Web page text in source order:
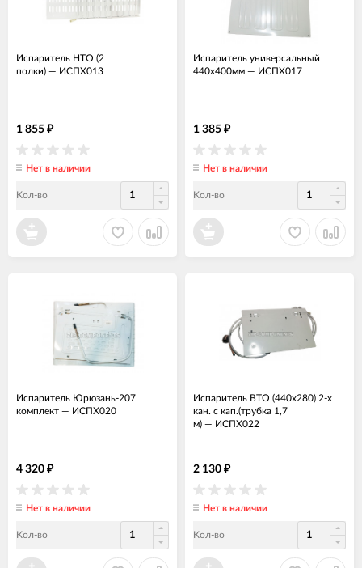
Испаритель НТО (2
полки) — ИСПХ013
1 855 ₽
Нет в наличии
Кол-во
Испаритель универсальный
440x400мм — ИСПХ017
1 385 ₽
Нет в наличии
Кол-во
Испаритель Юрюзань-207
комплект — ИСПХ020
4 320 ₽
Нет в наличии
Кол-во
Испаритель ВТО (440х280) 2-х
кан. с кап.(трубка 1,7
м) — ИСПХ022
2 130 ₽
Нет в наличии
Кол-во